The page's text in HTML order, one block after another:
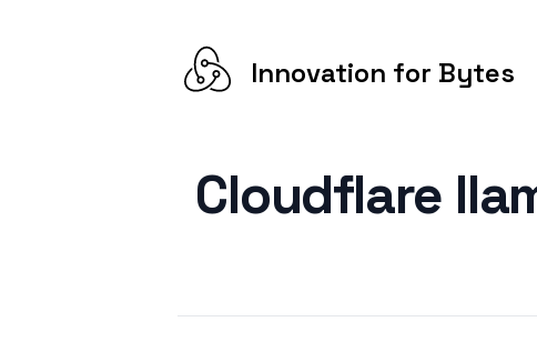
Innovation for Bytes
Cloudflare